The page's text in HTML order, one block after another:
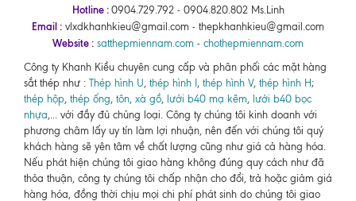
Hotline : 0904.729.792 - 0904.820.802 Ms.Linh
Email : vlxdkhanhkieu@gmail.com - thepkhanhkieu@gmail.com
Website : satthepmiennam.com - chothepmiennam.com
Công ty Khanh Kiều chuyên cung cấp và phân phối các mặt hàng
sắt thép như : Thép hình U, thép hình I , thép hình V, thép hình H ;
thép hộp, thép ống, tôn, xà gồ, lưới b40 mạ kẽm, lưới b40 bọc
nhựa,... với đầy đủ chủng loại. Công ty chúng tôi kinh doanh với
phương châm lấy uy tín làm lợi nhuận, nên đến với chúng tôi quý
khách hàng sẽ yên tâm về chất lượng cũng như giá cả hàng hóa.
Nếu phát hiện chúng tôi giao hàng không đúng quy cách như đã
thỏa thuận, công ty chúng tôi chấp nhận cho đổi, trả hoặc giảm giá
hàng hóa, đồng thời chịu mọi chi phí phát sinh do chúng tôi giao